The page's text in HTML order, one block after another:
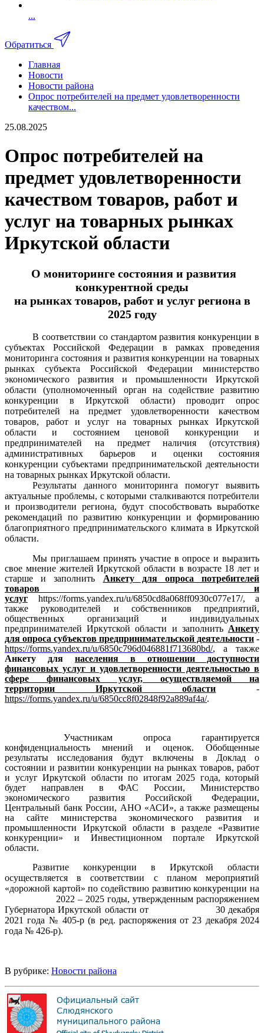
...
Обратиться
Главная
Новости
Новости района
Опрос потребителей на предмет удовлетворенности
качеством...
25.08.2025
Опрос потребителей на
предмет удовлетворенности
качеством товаров, работ и
услуг на товарных рынках
Иркутской области
О мониторинге состояния и развития
конкурентной среды
на рынках товаров, работ и услуг региона в
2025 году
В соответствии со стандартом развития конкуренции в
субъектах Российской Федерации в рамках проведения
мониторинга состояния и развития конкуренции на товарных
рынках субъекта Российской Федерации министерство
экономического развития и промышленности Иркутской
области (уполномоченный орган на содействие развитию
конкуренции в Иркутской области) проводит опрос
потребителей на предмет удовлетворенности качеством
товаров, работ и услуг на товарных рынках Иркутской
области и состоянием ценовой конкуренции и
предпринимателей на предмет наличия (отсутствия)
административных барьеров и оценки состояния
конкуренции субъектами предпринимательской деятельности
на товарных рынках Иркутской области.
Результаты данного мониторинга помогут выявить
актуальные проблемы, с которыми сталкиваются потребители
и производители региона, будут способствовать выработке
рекомендаций по развитию конкуренции и формированию
благоприятного предпринимательского климата в Иркутской
области.
Мы приглашаем принять участие в опросе и выразить
свое мнение жителей Иркутской области в возрасте 18 лет и
старшеи заполнить Анкету для опроса потребителей
товаров и
услуг https://forms.yandex.ru/u/6850cd8a068ff0930c077e17/, а
также руководителей и собственников предприятий,
общественных организаций и индивидуальных
предпринимателей Иркутской области и заполнить Анкету
для опроса субъектов предпринимательской деятельности -
https://forms.yandex.ru/u/6850c796d046881f713680bd/, а также
Анкету для населения в отношении доступности
финансовых услуг и удовлетворенности деятельностью в
сфере финансовых услуг, осуществляемой на
территории
Иркутской области
-
https://forms.yandex.ru/u/6850cc8f02848f92a889af4a/.
Участникам опроса гарантируется
конфиденциальность мнений и оценок. Обобщенные
результаты исследования будут включены в Доклад о
состоянии и развитии конкуренции на рынках товаров, работ
и услуг Иркутской области по итогам 2025 года, который
будет направлен в ФАС России, Министерство
экономического развития Российской Федерации,
Центральный банк России, АНО «АСИ», а также размещены
на сайте министерства экономического развития и
промышленности Иркутской области в разделе «Развитие
конкуренции» и Инвестиционном портале Иркутской
области.
Развитие конкуренции в Иркутской области
осуществляется в соответствии с планом мероприятий
«дорожной картой» по содействию развитию конкуренции на
2022 – 2025 годы, утвержденным распоряжением
Губернатора Иркутской области от
30 декабря
2021 года № 405-р (в ред. распоряжения от 23 декабря 2024
года № 426-р).
В рубрике: Новости района